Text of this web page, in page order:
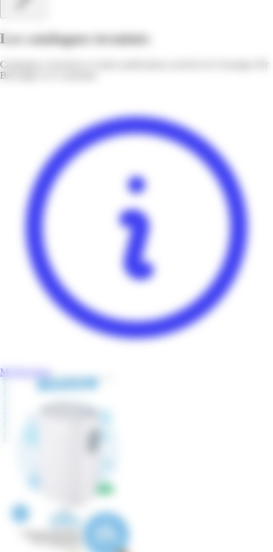
Les catalogues terminés
Catalogues, brochures et autres publications archivés de l'enseigne Mr
Bricolage à Le Lamentin.
Mr Bricolage